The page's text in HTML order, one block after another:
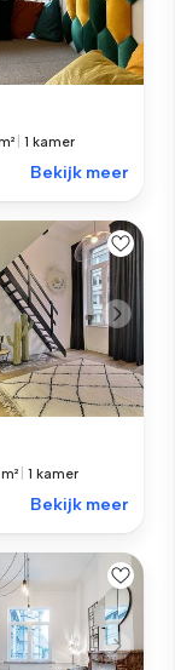
|1 kamer
Bekijk meer
|1 kamer
Bekijk meer